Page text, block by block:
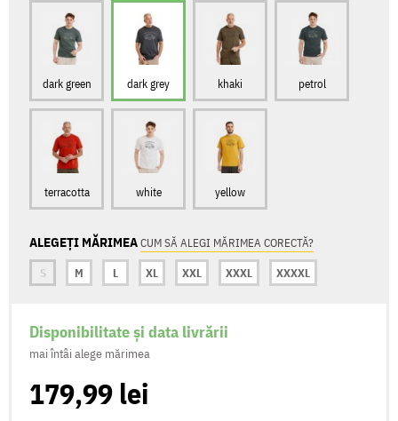
dark green dark grey khaki petrol
terracotta white yellow
ALEGEȚI MĂRIMEACUM SĂ ALEGI MĂRIMEA CORECTĂ?
S
M L XL XXL XXXL XXXXL
Disponibilitate și data livrării
mai întâi alege mărimea
179,99 lei